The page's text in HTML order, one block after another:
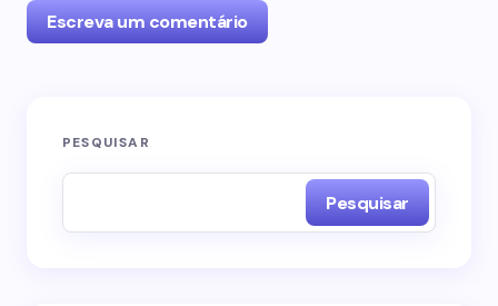
Escreva um comentário
O seu endereço de e-mail não será publicado.
PESQUISAR
Pesquisar